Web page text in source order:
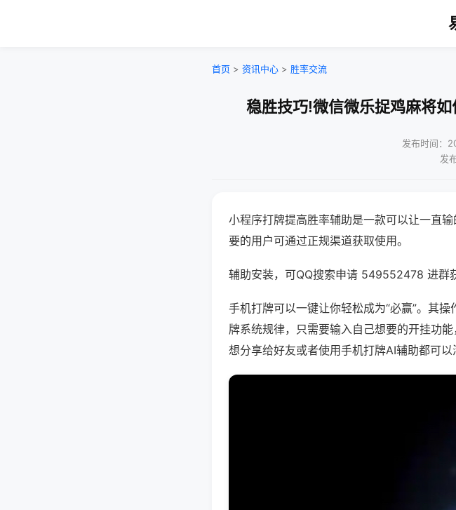
首页 > 资讯中心 > 胜率交流
稳胜技巧!微信微乐捉鸡麻将
发布时间：
发
小程序打牌提高胜率辅助是一款可以让一直
要的用户可通过正规渠道获取使用。
辅助安装，可QQ搜索申请 549552478 进群
手机打牌可以一键让你轻松成为“必赢”。其
牌系统规律，只需要输入自己想要的开挂功
想分享给好友或者使用手机打牌AI辅助都可以